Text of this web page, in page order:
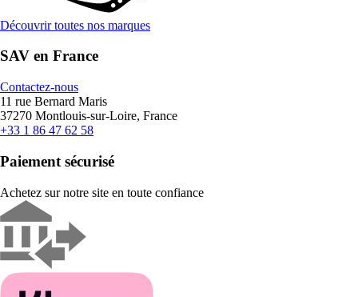
Découvrir toutes nos marques
SAV en France
Contactez-nous
11 rue Bernard Maris
37270 Montlouis-sur-Loire, France
+33 1 86 47 62 58
Paiement sécurisé
Achetez sur notre site en toute confiance